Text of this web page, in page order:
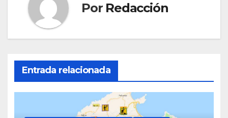
Por Redacción
Entrada relacionada